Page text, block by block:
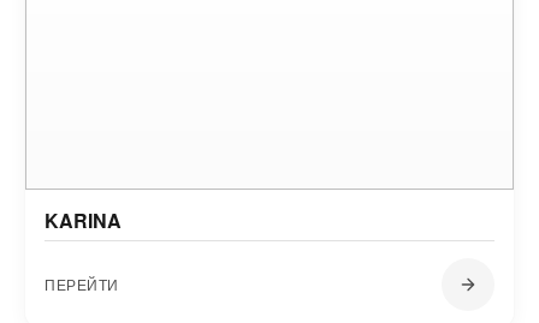
KARINA
ПЕРЕЙТИ